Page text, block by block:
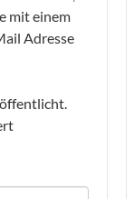
mit einem
Adresse